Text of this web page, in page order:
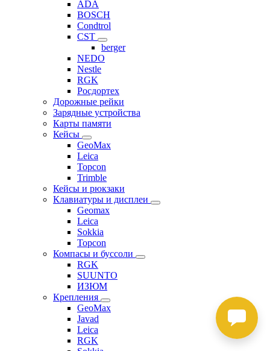
ADA
BOSCH
Condtrol
CST
berger
NEDO
Nestle
RGK
Росдортех
Дорожные рейки
Зарядные устройства
Карты памяти
Кейсы
GeoMax
Leica
Topcon
Trimble
Кейсы и рюкзаки
Клавиатуры и дисплеи
Geomax
Leica
Sokkia
Topcon
Компасы и буссоли
RGK
SUUNTO
ИЗЮМ
Крепления
GeoMax
Javad
Leica
RGK